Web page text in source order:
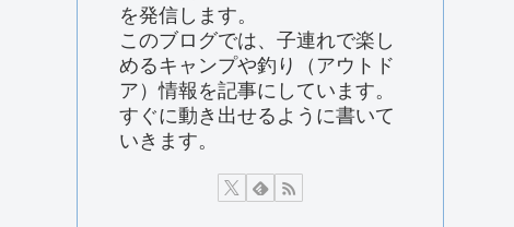
を発信します。
このブログでは、子連れで楽し
めるキャンプや釣り（アウトド
ア）情報を記事にしています。
すぐに動き出せるように書いて
いきます。